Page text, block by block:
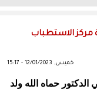
الاستطباب
خميس, 12/01/2023 - 15:17
الدكتور حماه الله ولد